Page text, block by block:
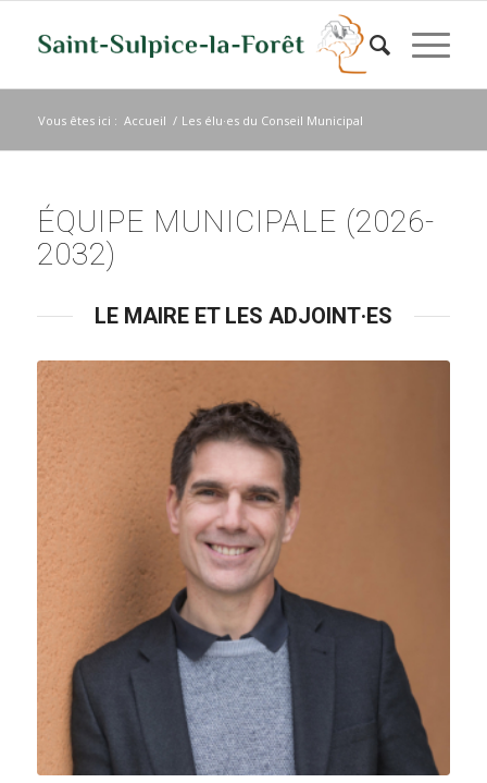
Vous êtes ici : Accueil / Les élu·es du Conseil Municipal
ÉQUIPE MUNICIPALE (2026-
2032)
LE MAIRE ET LES ADJOINT·ES